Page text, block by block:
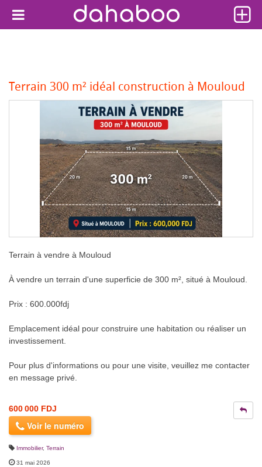
Terrain 300 m² idéal construction à Mouloud
Terrain à vendre à Mouloud
À vendre un terrain d'une superficie de 300 m², situé à Mouloud.
Prix : 600.000fdj
Emplacement idéal pour construire une habitation ou réaliser un
investissement.
Pour plus d'informations ou pour une visite, veuillez me contacter
en message privé.
600 000 FDJ
Voir le numéro
Immobilier, Terrain
31 mai 2026